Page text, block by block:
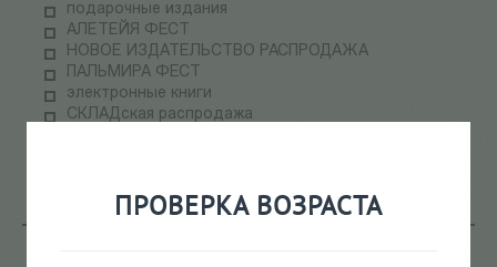
ПРОВЕРКА ВОЗРАСТА
подарочные издания
АЛЕТЕЙЯ ФЕСТ
НОВОЕ ИЗДАТЕЛЬСТВО РАСПРОДАЖА
ПАЛЬМИРА ФЕСТ
электронные книги
СКЛАДская распродажа